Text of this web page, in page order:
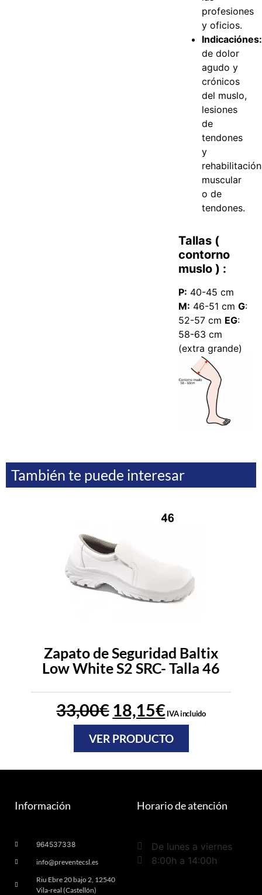
profesiones
y oficios.
Indicaciónes:
de dolor
agudo y
crónicos
del muslo,
lesiones
de
tendones
y
rehabilitación
muscular
o de
tendones.
Tallas (
contorno
muslo ) :
P: 40-45 cm
M: 46-51 cmG:
52-57 cm EG:
58-63 cm
(extra grande)
También te puede interesar
Zapato de Seguridad Baltix
Low White S2 SRC- Talla 46
33,00€ 18,15€IVA incluido
VER PRODUCTO
Información
964537338
info@preventecsl.es
Riu Ebre 20 bajo 2, 12540
Vila-real (Castellón)
Horario de atención
De lunes a viernes
8:00h a 14:00h